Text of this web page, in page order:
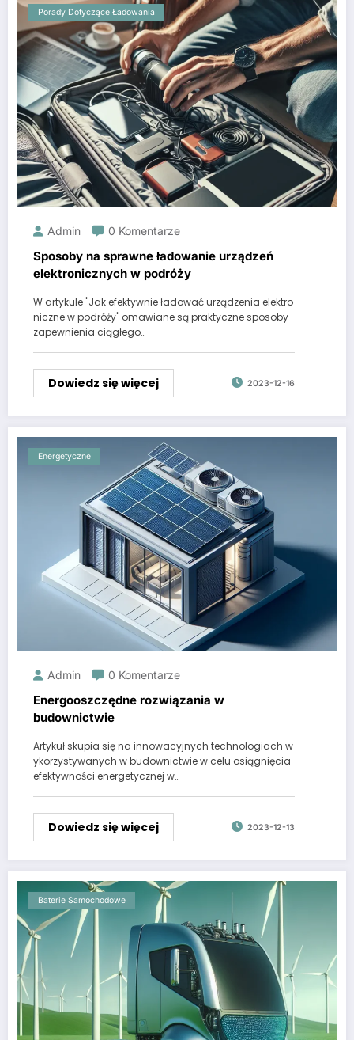
Porady Dotyczące Ładowania
Admin 0 Komentarze
Sposoby na sprawne ładowanie urządzeń
elektronicznych w podróży
W artykule "Jak efektywnie ładować urządzenia elektro
niczne w podróży" omawiane są praktyczne sposoby
zapewnienia ciągłego…
Dowiedz się więcej 2023-12-16
Energetyczne
Admin 0 Komentarze
Energooszczędne rozwiązania w
budownictwie
Artykuł skupia się na innowacyjnych technologiach w
ykorzystywanych w budownictwie w celu osiągnięcia
efektywności energetycznej w…
Dowiedz się więcej 2023-12-13
Baterie Samochodowe